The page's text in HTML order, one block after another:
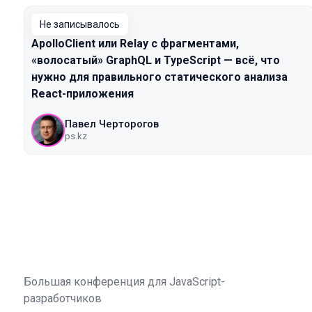
Не записывалось
ApolloClient или Relay с фрагментами,
«волосатый» GraphQL и TypeScript — всё, что
нужно для правильного статического анализа
React-приложения
Павел Черторогов
ps.kz
Большая конференция для JavaScript-
разработчиков